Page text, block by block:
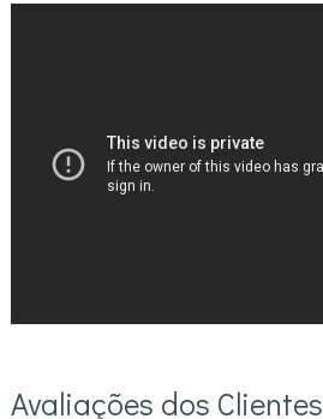
Avaliações dos Clientes